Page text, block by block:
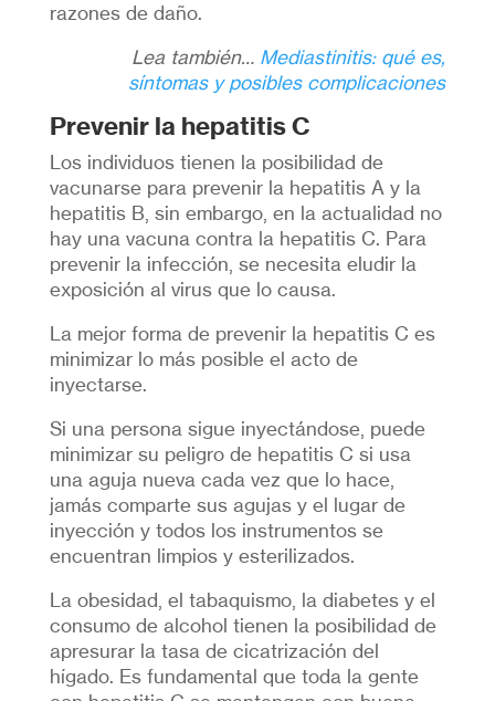
razones de daño.
Lea también… Mediastinitis: qué es,
síntomas y posibles complicaciones
Prevenir la hepatitis C
Los individuos tienen la posibilidad de
vacunarse para prevenir la hepatitis A y la
hepatitis B, sin embargo, en la actualidad no
hay una vacuna contra la hepatitis C. Para
prevenir la infección, se necesita eludir la
exposición al virus que lo causa.
La mejor forma de prevenir la hepatitis C es
minimizar lo más posible el acto de
inyectarse.
Si una persona sigue inyectándose, puede
minimizar su peligro de hepatitis C si usa
una aguja nueva cada vez que lo hace,
jamás comparte sus agujas y el lugar de
inyección y todos los instrumentos se
encuentran limpios y esterilizados.
La obesidad, el tabaquismo, la diabetes y el
consumo de alcohol tienen la posibilidad de
apresurar la tasa de cicatrización del
hígado. Es fundamental que toda la gente